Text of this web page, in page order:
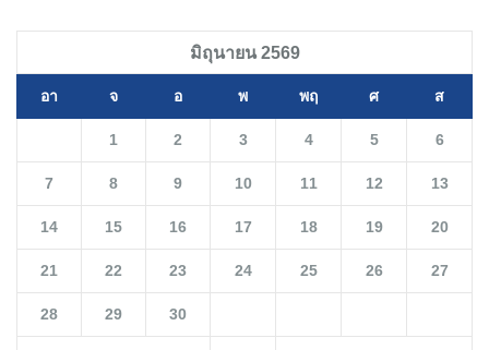
มิถุนายน 2569
อา จ อ พ พฤ ศ ส
1 2 3 4 5 6
7 8 9 10 11 12 13
14 15 16 17 18 19 20
21 22 23 24 25 26 27
28 29 30